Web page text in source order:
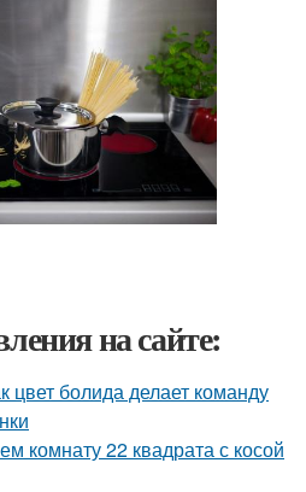
на сайте:
болида делает команду
комнату 22 квадрата с косой